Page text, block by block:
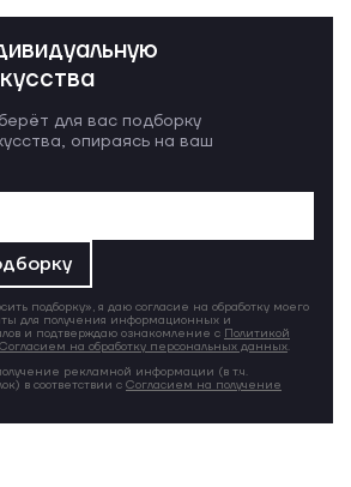
для вас подборку
опираясь на ваш
подборку», я даю согласие на обработку моего
для получения информационных и
и подтверждаю ознакомление с Политикой
Согласием на обработку персональных данных.
рекламной информации (в т.ч.
в соответствии с Согласием на получение